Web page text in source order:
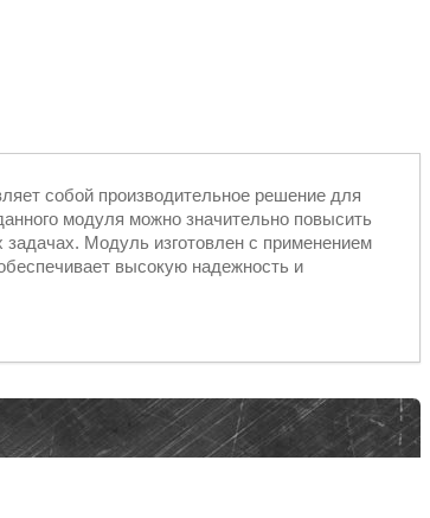
собой производительное решение для
модуля можно значительно повысить
Модуль изготовлен с применением
высокую надежность и